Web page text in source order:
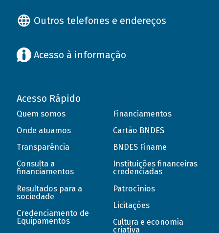
Outros telefones e endereços
Acesso à informação
Acesso Rápido
Quem somos
Onde atuamos
Transparência
Consulta a
financiamentos
Resultados para a
sociedade
Credenciamento de
Equipamentos
Financiamentos
Cartão BNDES
BNDES Finame
Instituições financeiras
credenciadas
Patrocínios
Licitações
Cultura e economia
criativa